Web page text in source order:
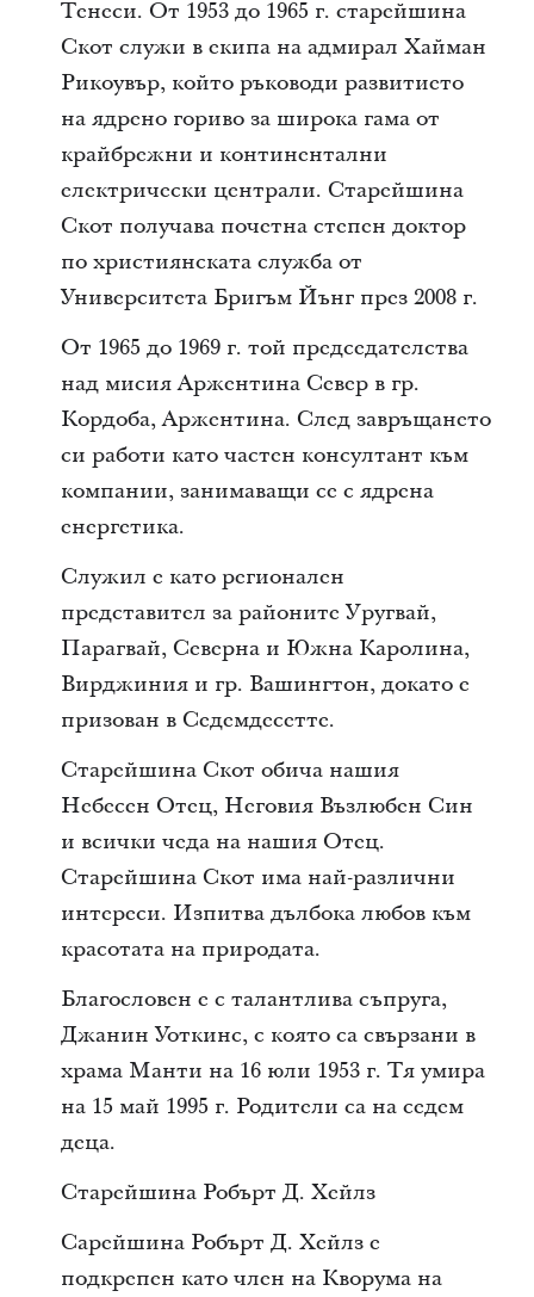
Тенеси. От 1953 до 1965 г. старейшина
Скот служи в екипа на адмирал Хайман
Рикоувър, който ръководи развитието
на ядрено гориво за широка гама от
крайбрежни и континентални
електрически централи. Старейшина
Скот получава почетна степен доктор
по християнската служба от
Университета Бригъм Йънг през 2008 г.
От 1965 до 1969 г. той председателства
над мисия Аржентина Север в гр.
Кордоба, Аржентина. След завръщането
си работи като частен консултант към
компании, занимаващи се с ядрена
енергетика.
Служил е като регионален
представител за районите Уругвай,
Парагвай, Северна и Южна Каролина,
Вирджиния и гр. Вашингтон, докато е
призован в Седемдесетте.
Старейшина Скот обича нашия
Небесен Отец, Неговия Възлюбен Син
и всички чеда на нашия Отец.
Старейшина Скот има най-различни
интереси. Изпитва дълбока любов към
красотата на природата.
Благословен е с талантлива съпруга,
Джанин Уоткинс, с която са свързани в
храма Манти на 16 юли 1953 г. Тя умира
на 15 май 1995 г. Родители са на седем
деца.
Старейшина Робърт Д. Хейлз
Сарейшина Робърт Д. Хейлз е
подкрепен като член на Кворума на